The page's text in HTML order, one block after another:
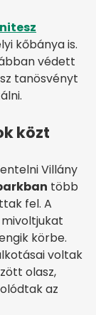
kőbánya is.
védett
tanösvényt
közt
Villány
több
fel. A
körbe.
voltak
olasz,
az